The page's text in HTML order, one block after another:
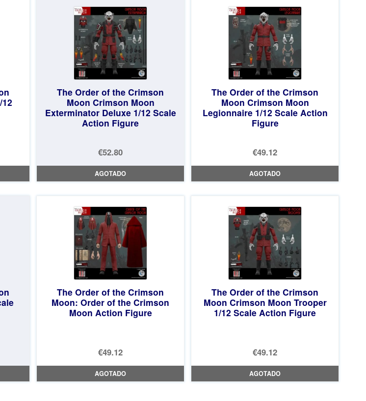
The Order of the Crimson
Moon Crimson Moon
Exterminator Deluxe 1/12 Scale
Action Figure
€52.80
AGOTADO
The Order of the Crimson
Moon Crimson Moon
Legionnaire 1/12 Scale Action
Figure
€49.12
AGOTADO
The Order of the Crimson
Moon: Order of the Crimson
Moon Action Figure
€49.12
AGOTADO
The Order of the Crimson
Moon Crimson Moon Trooper
1/12 Scale Action Figure
€49.12
AGOTADO